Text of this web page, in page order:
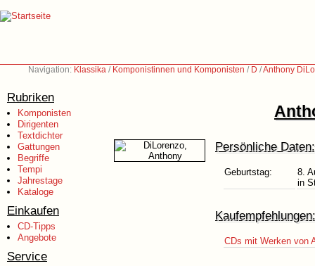
Navigation: Klassika / Komponistinnen und Komponisten / D /Anthony
Rubriken
Komponisten
Dirigenten
Textdichter
Gattungen
Begriffe
Tempi
Jahrestage
Kataloge
Einkaufen
CD-Tipps
Angebote
Service
Persönliche Daten:
Geburtstag:
8.
in
Kaufempfehlungen:
CDs mit Werken von